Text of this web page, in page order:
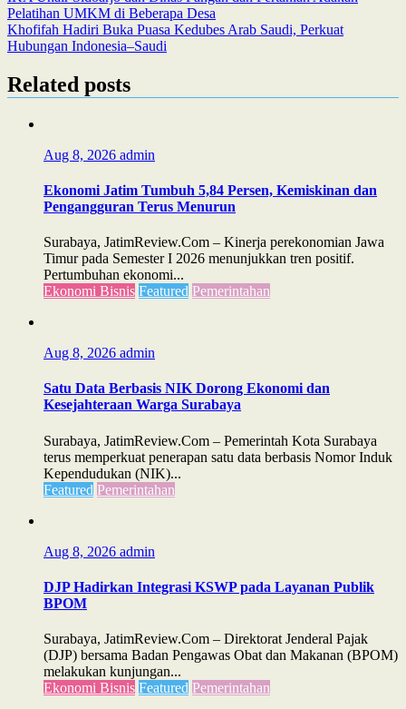
navigation
Pelatihan UMKM di Beberapa Desa
Khofifah Hadiri Buka Puasa Kedubes Arab Saudi, Perkuat
Hubungan Indonesia–Saudi
Related posts
Aug 8, 2026 admin
Ekonomi Jatim Tumbuh 5,84 Persen, Kemiskinan dan
Pengangguran Terus Menurun
Surabaya, JatimReview.Com – Kinerja perekonomian Jawa
Timur pada Semester I 2026 menunjukkan tren positif.
Pertumbuhan ekonomi...
Ekonomi Bisnis Featured Pemerintahan
Aug 8, 2026 admin
Satu Data Berbasis NIK Dorong Ekonomi dan
Kesejahteraan Warga Surabaya
Surabaya, JatimReview.Com – Pemerintah Kota Surabaya
terus memperkuat penerapan satu data berbasis Nomor Induk
Kependudukan (NIK)...
Featured Pemerintahan
Aug 8, 2026 admin
DJP Hadirkan Integrasi KSWP pada Layanan Publik
BPOM
Surabaya, JatimReview.Com – Direktorat Jenderal Pajak
(DJP) bersama Badan Pengawas Obat dan Makanan (BPOM)
melakukan kunjungan...
Ekonomi Bisnis Featured Pemerintahan